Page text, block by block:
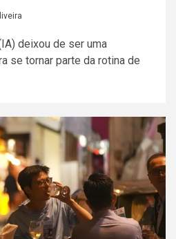
deixou de ser uma
se tornar parte da rotina de